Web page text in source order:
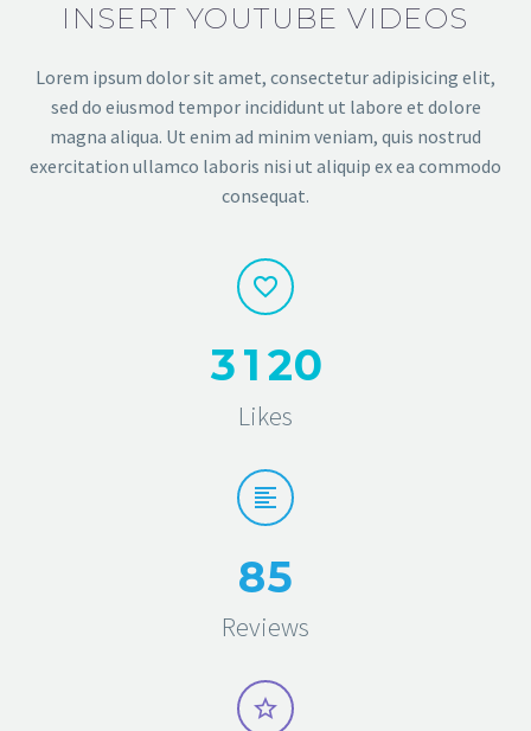
INSERT YOUTUBE VIDEOS
Lorem ipsum dolor sit amet, consectetur adipisicing elit,
sed do eiusmod tempor incididunt ut labore et dolore
magna aliqua. Ut enim ad minim veniam, quis nostrud
exercitation ullamco laboris nisi ut aliquip ex ea commodo
consequat.
31 20
Likes
85
Reviews